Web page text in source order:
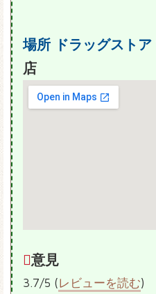
場所 ドラッグストア
店
意見
3.7/5 (レビューを読む)